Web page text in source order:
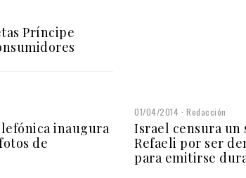
Príncipe
inaugura
de
01/04/2014 Redacción
Israel censura un
Refaeli por ser
para emitirse